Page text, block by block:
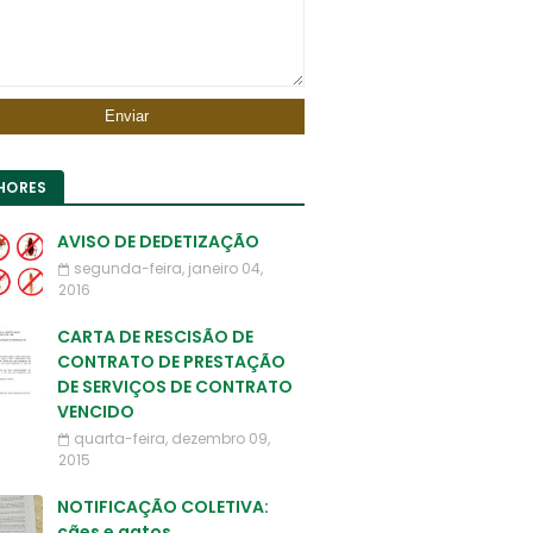
AVISO DE DEDETIZAÇÃO
segunda-feira, janeiro 04,
2016
CARTA DE RESCISÃO DE
CONTRATO DE PRESTAÇÃO
DE SERVIÇOS DE CONTRATO
VENCIDO
quarta-feira, dezembro 09,
2015
NOTIFICAÇÃO COLETIVA: